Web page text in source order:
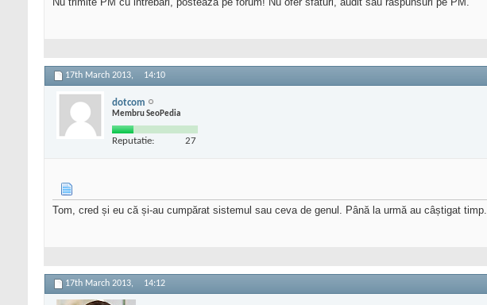
17th March 2013, 14:10
dotcom
Membru SeoPedia
Reputatie: 27
Tom, cred și eu că și-au cumpărat sistemul sau ceva de genul. Până la urmă au câștigat timp.
17th March 2013, 14:12